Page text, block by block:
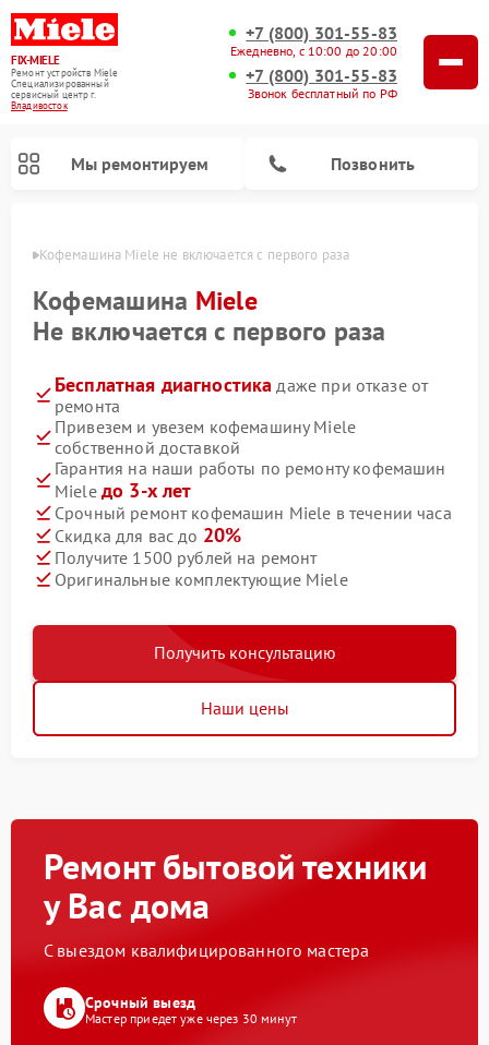
FIX-MIELE
Ремонт устройств Miele
Специализированный
cервисный центр г.
Владивосток
+7 (800) 301-55-83
Ежедневно, с 10:00 до 20:00
+7 (800) 301-55-83
Звонок бесплатный по РФ
Мы ремонтируем Позвонить
Кофемашина Miele не включается с первого раза
Кофемашина Miele
Не включается с первого раза
Бесплатная диагностика даже при отказе от
ремонта
Привезем и увезем кофемашину Miele
собственной доставкой
Гарантия на наши работы по ремонту кофемашин
Miele до 3-х лет
Срочный ремонт кофемашин Miele в течении часа
Скидка для вас до 20%
Получите 1500 рублей на ремонт
Оригинальные комплектующие Miele
Получить консультацию
Наши цены
Ремонт бытовой техники
у Вас дома
С выездом квалифицированного мастера
Срочный выезд
Мастер приедет уже через 30 минут